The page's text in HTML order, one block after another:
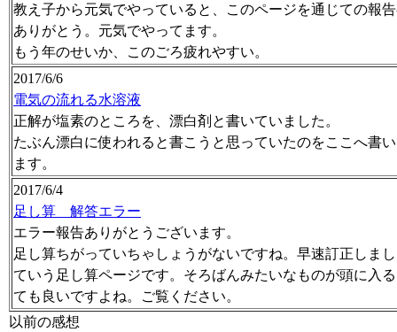
教え子から元気でやっていると、このページを通じての報
ありがとう。元気でやってます。
もう年のせいか、このごろ疲れやすい。
2017/6/6
電気の流れる水溶液
正解が塩素のところを、漂白剤と書いていました。
たぶん漂白に使われると書こうと思っていたのをここへ書
ます。
2017/6/4
足し算 解答エラー
エラー報告ありがとうございます。
足し算ちがっていちゃしょうがないですね。早速訂正しま
ていう足し算ページです。そろばんみたいなものが頭に入
ても良いですよね。ご覧ください。
以前の感想